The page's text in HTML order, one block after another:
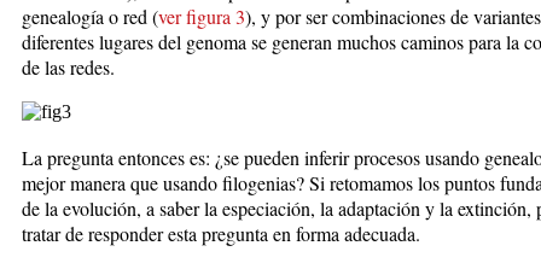
genealogía o red (ver figura 3), y por ser com­bi­na­cio­nes de
diferentes lugares del genoma se generan muchos caminos para la
de las redes.
La pregunta entonces es: ¿se pue­den inferir procesos usando
mejor manera que usando fi­lo­ge­nias? Si retomamos los puntos
de la evolución, a saber la es­pe­ciación, la adaptación y la extinción,
tratar de responder esta pre­gun­ta en forma adecuada.